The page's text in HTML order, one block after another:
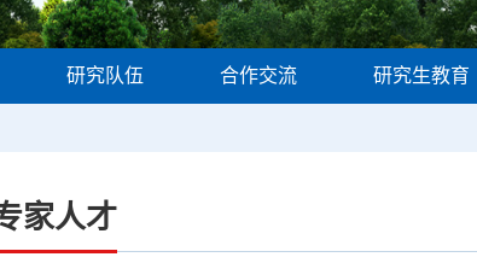
研究队伍 合作交流 研究生教育
家人才